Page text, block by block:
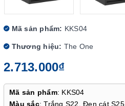
Mã sản phẩm: KKS04
Thương hiệu: The One
2.713.000₫
Mã sản phẩm: KKS04
Màu sắc: Trắng S22, Đen cát S25